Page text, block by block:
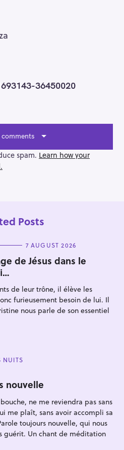
36450020
comments
spam. Learn how your
Posts
7 AUGUST 2026
de Jésus dans le
de leur trône, il élève les
furieusement besoin de lui. Il
nous parle de son essentiel
NUITS
nouvelle
ne me reviendra pas sans
me plaît, sans avoir accompli sa
toujours nouvelle, qui nous
guérit. Un chant de méditation